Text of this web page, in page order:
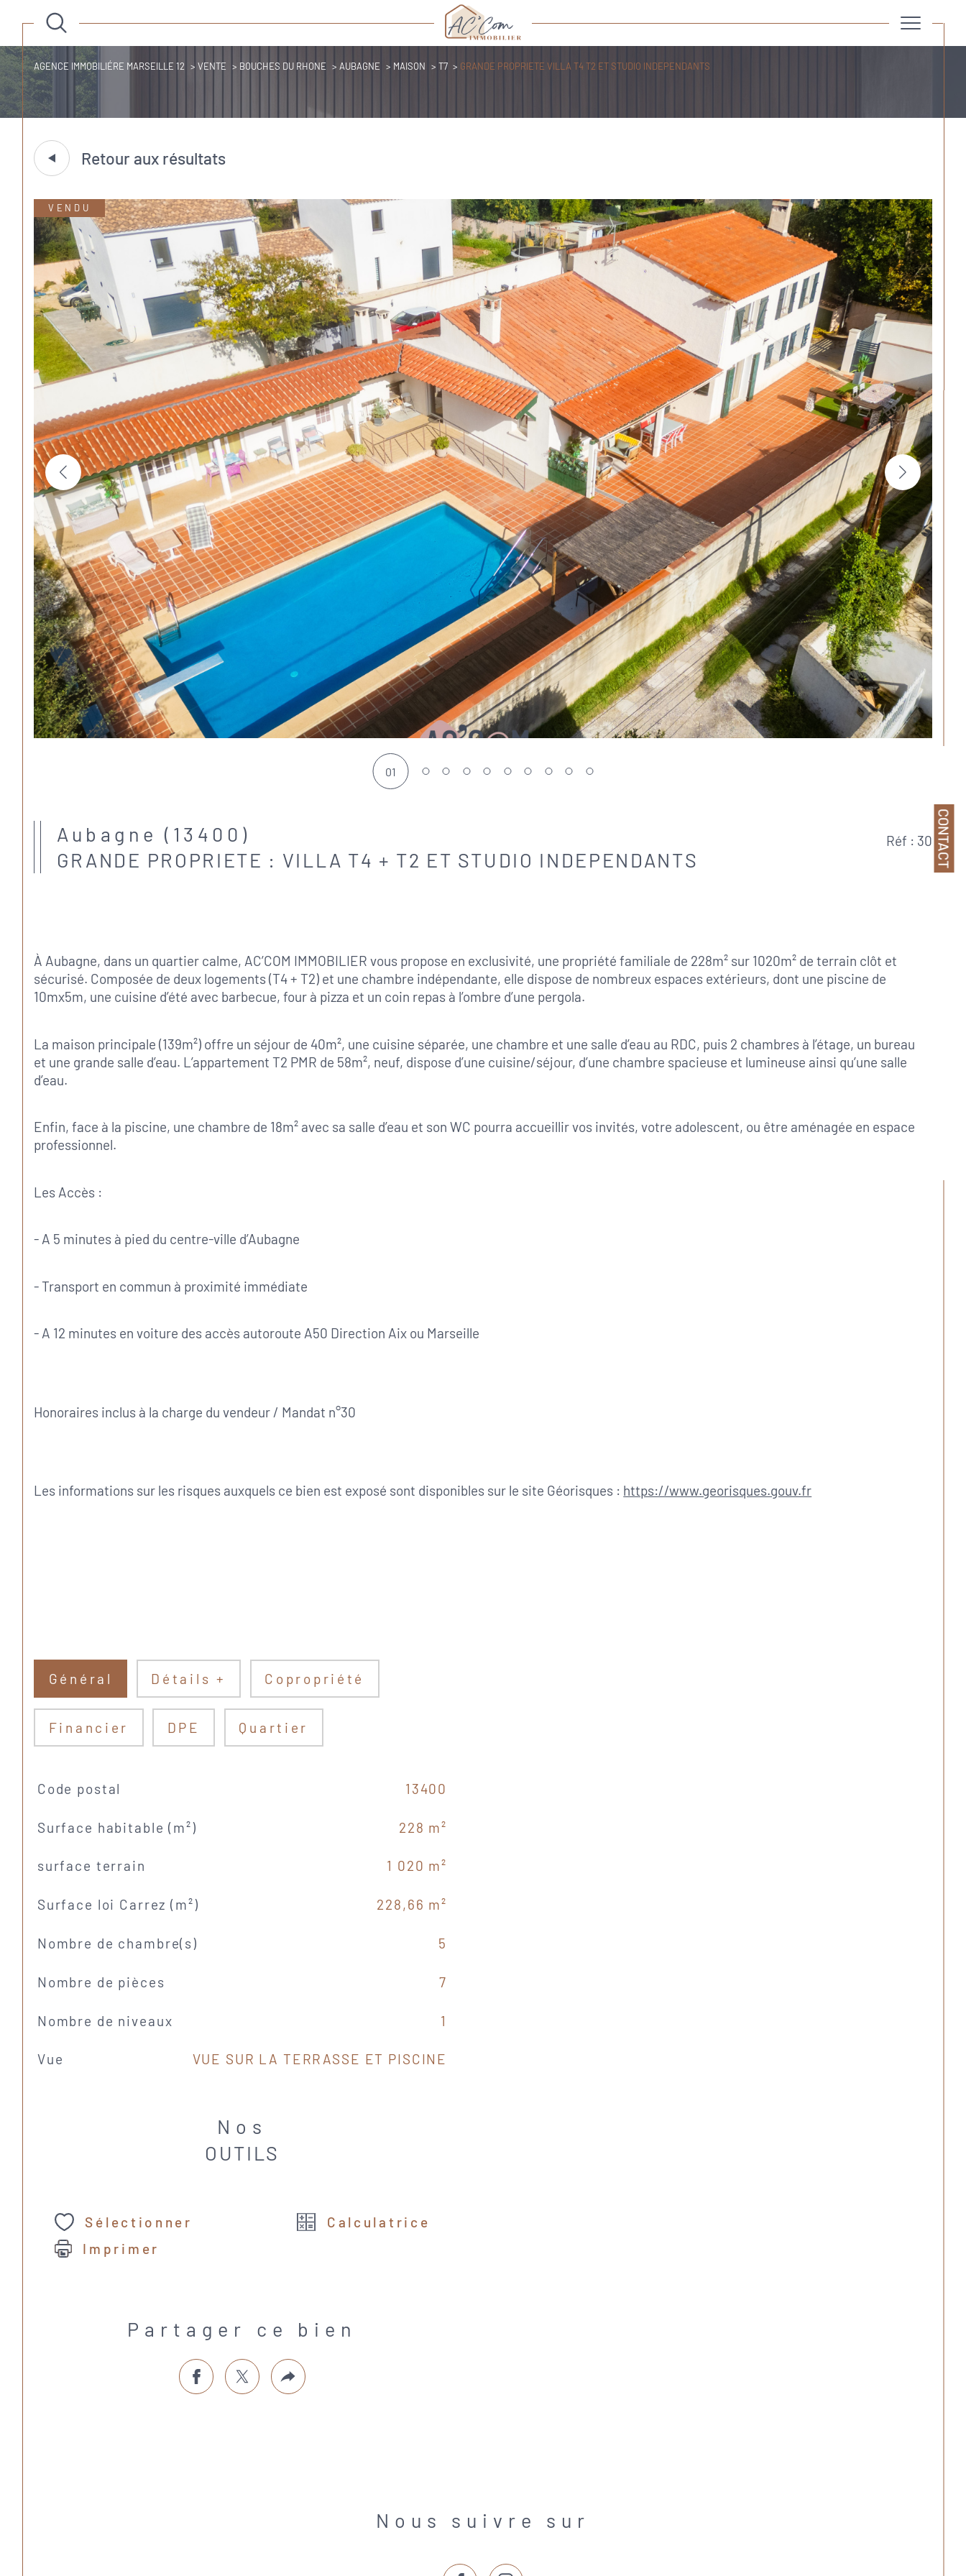
CONTACT
AGENCE IMMOBILIÉRE MARSEILLE 12 VENTE BOUCHES DU RHONE AUBAGNE MAISON T7 GRANDE PROPRIETE VILLA T4 T2 ET STUDIO INDEPENDANTS
Retour aux résultats
VENDU
01
Aubagne (13400)
GRANDE PROPRIETE : VILLA T4 + T2 ET STUDIO INDEPENDANTS
Réf : 30
À Aubagne, dans un quartier calme, AC’COM IMMOBILIER vous propose en exclusivité, une propriété familiale de 228m² sur 1020m² de terrain clôt et
sécurisé. Composée de deux logements (T4 + T2) et une chambre indépendante, elle dispose de nombreux espaces extérieurs, dont une piscine de
10mx5m, une cuisine d’été avec barbecue, four à pizza et un coin repas à l’ombre d’une pergola.
La maison principale (139m²) offre un séjour de 40m², une cuisine séparée, une chambre et une salle d’eau au RDC, puis 2 chambres à l’étage, un bureau
et une grande salle d’eau. L’appartement T2 PMR de 58m², neuf, dispose d’une cuisine/séjour, d’une chambre spacieuse et lumineuse ainsi qu’une salle
d’eau.
Enfin, face à la piscine, une chambre de 18m² avec sa salle d’eau et son WC pourra accueillir vos invités, votre adolescent, ou être aménagée en espace
professionnel.
Les Accès :
- A 5 minutes à pied du centre-ville d’Aubagne
- Transport en commun à proximité immédiate
- A 12 minutes en voiture des accès autoroute A50 Direction Aix ou Marseille
Honoraires inclus à la charge du vendeur / Mandat n°30
Les informations sur les risques auxquels ce bien est exposé sont disponibles sur le site Géorisques : https://www.georisques.gouv.fr
Général Détails + Copropriété
Financier DPE Quartier
TRAD_SIROCCO_Caracteristique
Code postal 13400
Surface habitable (m²) 228 m²
surface terrain 1 020 m²
Surface loi Carrez (m²) 228,66 m²
Nombre de chambre(s) 5
Nombre de pièces 7
Nombre de niveaux 1
Vue VUE SUR LA TERRASSE ET PISCINE
Nos
OUTILS
Sélectionner
Calculatrice
Imprimer
Partager ce bien
Nous suivre sur